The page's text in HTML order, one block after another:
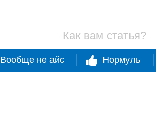
Как вам статья?
Вообще не айс Нормуль